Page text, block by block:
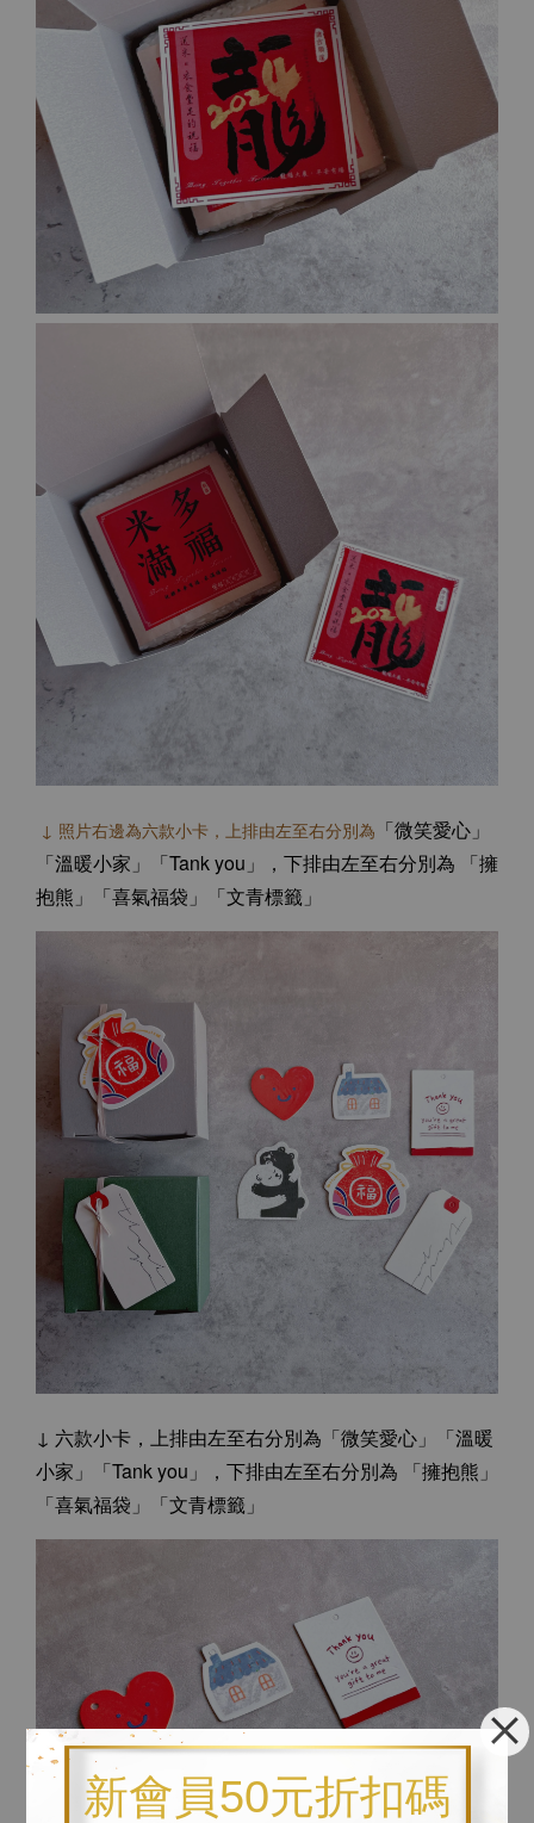
新會員50元折扣碼
↓ 照片右邊為六款小卡，上排由左至右分別為 「微笑愛心」
「溫暖小家」「Tank you」， 下排由左至右分別為 「擁
抱熊」「喜氣福袋」「文青標籤」
↓ 六款小卡，上排由左至右分別為 「微笑愛心」「溫暖
小家」「Tank you」， 下排由左至右分別為 「擁抱熊」
「喜氣福袋」「文青標籤」